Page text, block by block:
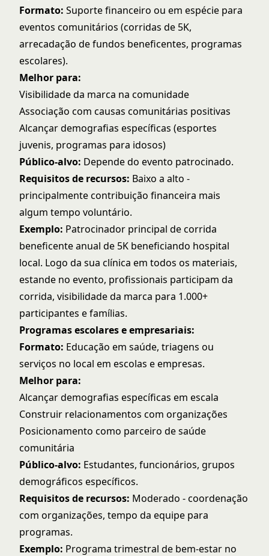
Formato: Suporte financeiro ou em espécie para
eventos comunitários (corridas de 5K,
arrecadação de fundos beneficentes, programas
escolares).
Melhor para:
Visibilidade da marca na comunidade
Associação com causas comunitárias positivas
Alcançar demografias específicas (esportes
juvenis, programas para idosos)
Público-alvo: Depende do evento patrocinado.
Requisitos de recursos: Baixo a alto -
principalmente contribuição financeira mais
algum tempo voluntário.
Exemplo: Patrocinador principal de corrida
beneficente anual de 5K beneficiando hospital
local. Logo da sua clínica em todos os materiais,
estande no evento, profissionais participam da
corrida, visibilidade da marca para 1.000+
participantes e famílias.
Programas escolares e empresariais:
Formato: Educação em saúde, triagens ou
serviços no local em escolas e empresas.
Melhor para:
Alcançar demografias específicas em escala
Construir relacionamentos com organizações
Posicionamento como parceiro de saúde
comunitária
Público-alvo: Estudantes, funcionários, grupos
demográficos específicos.
Requisitos de recursos: Moderado - coordenação
com organizações, tempo da equipe para
programas.
Exemplo: Programa trimestral de bem-estar no